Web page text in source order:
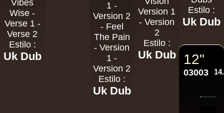
Vibes
Wise -
Verse 1 -
Verse 2
Estilo :
Uk Dub
1 -
Version 2
- Feel
The Pain
- Version
1 -
Version 2
Estilo :
Uk Dub
Version 1
- Version
2
Estilo :
Uk Dub
Estilo :
Uk Dub
12"
03003